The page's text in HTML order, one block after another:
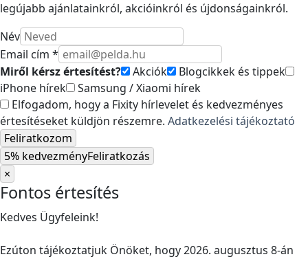
legújabb ajánlatainkról, akcióinkról és újdonságainkról.
Név
Email cím *
Miről kérsz értesítést?
Akciók
Blogcikkek és tippek
iPhone hírek
Samsung / Xiaomi hírek
Elfogadom, hogy a Fixity hírlevelet és kedvezményes
értesítéseket küldjön részemre. Adatkezelési tájékoztató
Feliratkozom
5% kedvezményFeliratkozás
×
Fontos értesítés
Kedves Ügyfeleink!
Ezúton tájékoztatjuk Önöket, hogy 2026. augusztus 8-án